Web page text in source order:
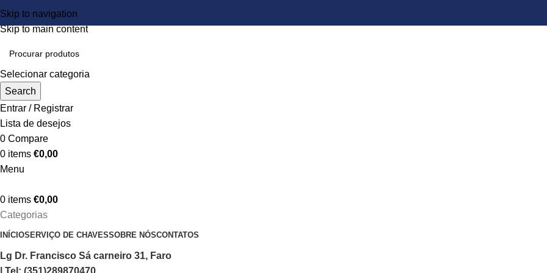
Skip to navigation
Skip to main content
Selecionar categoria
Search
Entrar / Registrar
Lista de desejos
0 Compare
0 items €0,00
Menu
0 items €0,00
Categorias
INÍCIOSERVIÇO DE CHAVESSOBRE NÓSCONTATOS
Lg Dr. Francisco Sá carneiro 31, Faro
| Tel: (351)289870470